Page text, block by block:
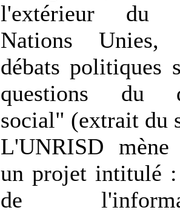
l'extérieur du
Nations Unies,
débats politiques
questions du
social" (extrait du
L'UNRISD
un projet intitulé :
de